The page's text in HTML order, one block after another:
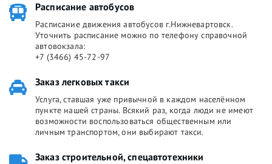
Расписание автобусов
Расписание движения автобусов г.Нижневартовск.
Уточнить расписание можно по телефону справочной
автовокзала:
+7 (3466) 45-72-97
Заказ легковых такси
Услуга, ставшая уже привычной в каждом населённом
пункте нашей страны. Всякий раз, когда люди не имеют
возможности воспользоваться общественным или
личным транспортом, они выбирают такси.
Заказ строительной, спецавтотехники